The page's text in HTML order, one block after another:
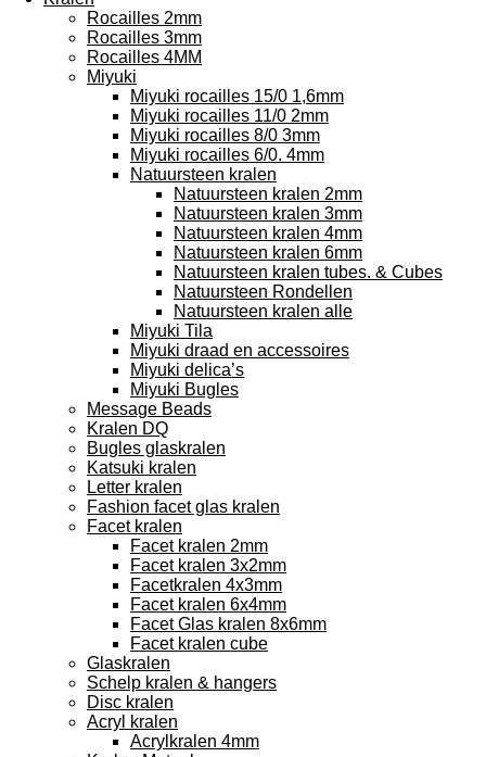
Rocailles 2mm
Rocailles 3mm
Rocailles 4MM
Miyuki
Miyuki rocailles 15/0 1,6mm
Miyuki rocailles 11/0 2mm
Miyuki rocailles 8/0 3mm
Miyuki rocailles 6/0. 4mm
Natuursteen kralen
Natuursteen kralen 2mm
Natuursteen kralen 3mm
Natuursteen kralen 4mm
Natuursteen kralen 6mm
Natuursteen kralen tubes. & Cubes
Natuursteen Rondellen
Natuursteen kralen alle
Miyuki Tila
Miyuki draad en accessoires
Miyuki delica’s
Miyuki Bugles
Message Beads
Kralen DQ
Bugles glaskralen
Katsuki kralen
Letter kralen
Fashion facet glas kralen
Facet kralen
Facet kralen 2mm
Facet kralen 3x2mm
Facetkralen 4x3mm
Facet kralen 6x4mm
Facet Glas kralen 8x6mm
Facet kralen cube
Glaskralen
Schelp kralen & hangers
Disc kralen
Acryl kralen
Acrylkralen 4mm